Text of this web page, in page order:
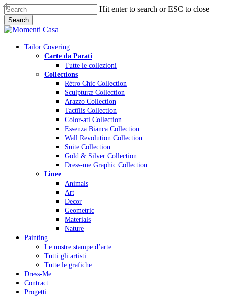
Skip
to
main
content
Hit enter to search or ESC to close
Search
Close
Menu
Tailor Covering
Carte da Parati
Tutte le collezioni
Collections
Rétro Chic Collection
Sculpturæ Collection
Arazzo Collection
Tactĩlis Collection
Color-ati Collection
Essenza Bianca Collection
Wall Revolution Collection
Suite Collection
Gold & Silver Collection
Dress-me Graphic Collection
Linee
Animals
Art
Decor
Geometric
Materials
Nature
Painting
Le nostre stampe d’arte
Tutti gli artisti
Tutte le grafiche
Dress-Me
Contract
Progetti